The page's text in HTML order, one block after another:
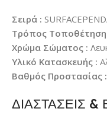
Σειρά :
Τρόπος
Χρώμα Σώματος :
Υλικό Κατασκευής :
Βαθμός Προστασίας :
ΔΙΑΣΤΑΣΕΙΣ &